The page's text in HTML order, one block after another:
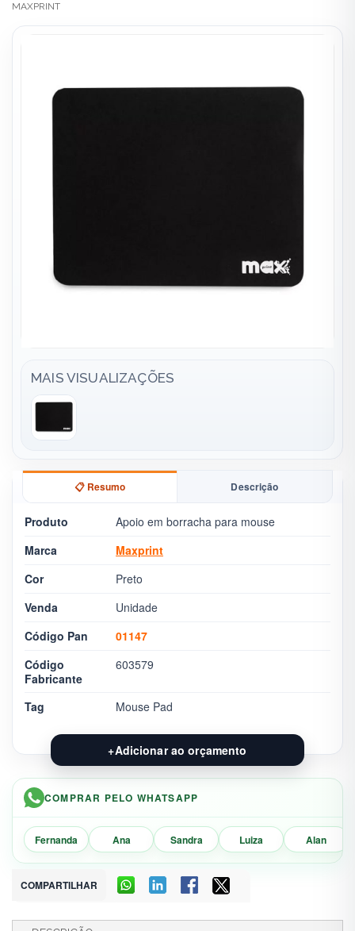
MAXPRINT
MAIS VISUALIZAÇÕES
📋 Resumo Descrição
Produto
Apoio em borracha para mouse
Marca
Maxprint
Cor
Preto
Venda
Unidade
Código Pan
01147
Código
Fabricante
603579
Tag Mouse Pad
+Adicionar ao orçamento
COMPRAR PELO WHATSAPP
Fernanda Ana Sandra Luiza Alan
COMPARTILHAR